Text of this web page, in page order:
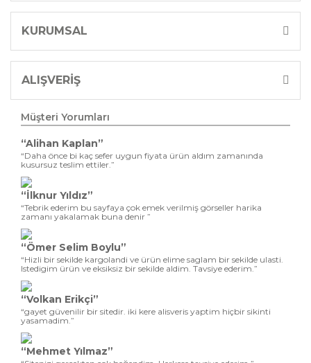
KURUMSAL
ALIŞVERİŞ
Müşteri Yorumları
“Alihan Kaplan”
“Daha önce bi kaç sefer uygun fiyata ürün aldım zamanında
kusursuz teslim ettiler.”
“İlknur Yıldız”
“Tebrik ederim bu sayfaya çok emek verilmiş görseller harika
zamanı yakalamak buna denir ”
“Ömer Selim Boylu”
“Hizli bir sekilde kargolandi ve ürün elime saglam bir sekilde ulasti.
Istedigim ürün ve eksiksiz bir sekilde aldim. Tavsiye ederim.”
“Volkan Erikçi”
“gayet güvenilir bir sitedir. iki kere alisveris yaptim hiçbir sikinti
yasamadim.”
“Mehmet Yılmaz”